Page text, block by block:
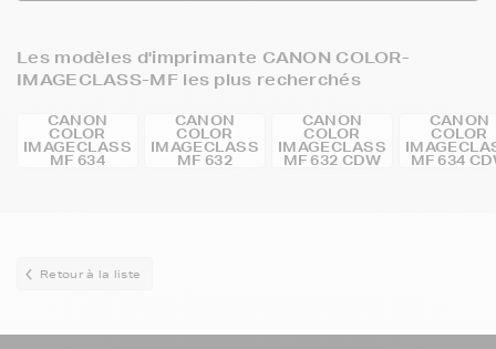
Les modèles d'imprimante CANON COLOR-
IMAGECLASS-MF les plus recherchés
CANON
COLOR
IMAGECLASS
MF 634
CANON
COLOR
IMAGECLASS
MF 632
CANON
COLOR
IMAGECLASS
MF 632 CDW
CANON
COLOR
MF 634
Retour à la liste